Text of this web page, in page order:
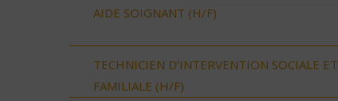
AIDE SOIGNANT (H/F)
TECHNICIEN D’INTERVENTION SOCIALE ET
FAMILIALE (H/F)